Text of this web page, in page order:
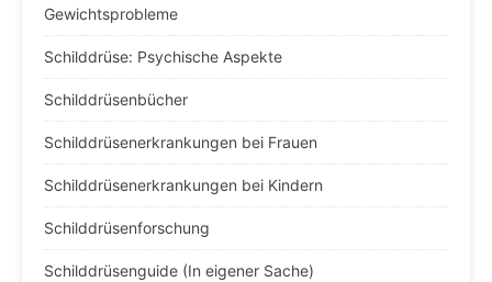
Gewichtsprobleme
Schilddrüse: Psychische Aspekte
Schilddrüsenbücher
Schilddrüsenerkrankungen bei Frauen
Schilddrüsenerkrankungen bei Kindern
Schilddrüsenforschung
Schilddrüsenguide (In eigener Sache)